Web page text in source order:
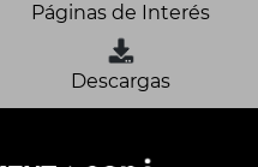
Páginas de Interés
Descargas